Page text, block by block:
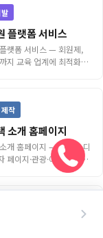
플랫폼 서비스
랫폼 서비스 — 회원제,
지 교육 업계에 최적화된
작
소개 홈페이지
개 홈페이지 — 반응형 디
페이지·관광·여행 특화
홈페이지 제작 사례